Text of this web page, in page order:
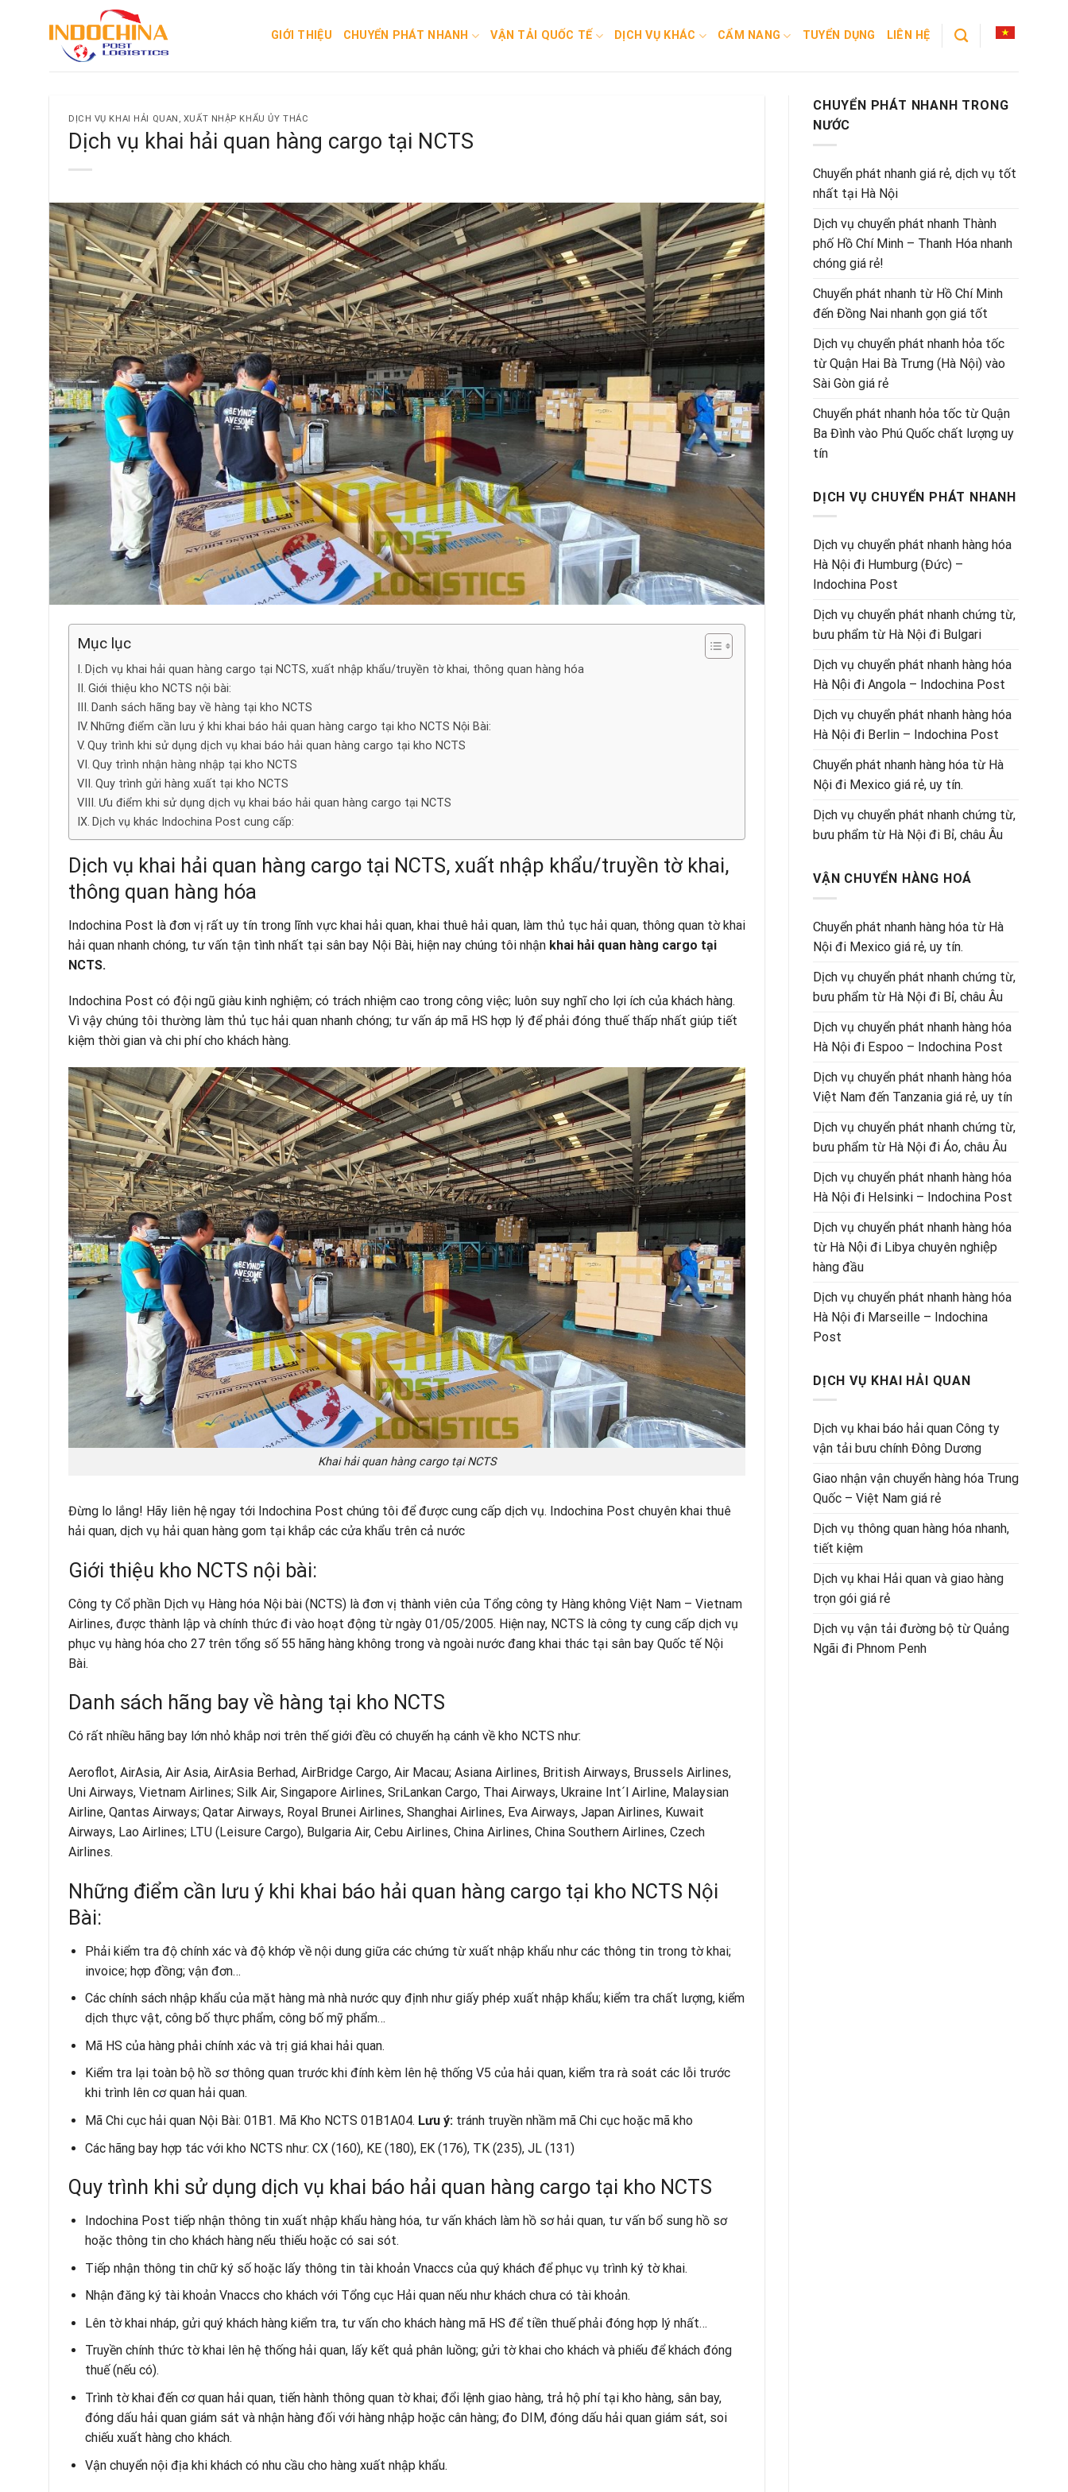
GIỚI THIỆU CHUYỂN PHÁT NHANH VẬN TẢI QUỐC TẾ DỊCH VỤ KHÁC CẨM NANG TUYỂN DỤNG LIÊN HỆ
DỊCH VỤ KHAI HẢI QUAN, XUẤT NHẬP KHẨU ỦY THÁC
Dịch vụ khai hải quan hàng cargo tại NCTS
Mục lục
Dịch vụ khai hải quan hàng cargo tại NCTS, xuất nhập khẩu/truyền tờ khai, thông quan hàng hóa
Giới thiệu kho NCTS nội bài:
Danh sách hãng bay về hàng tại kho NCTS
Những điểm cần lưu ý khi khai báo hải quan hàng cargo tại kho NCTS Nội Bài:
Quy trình khi sử dụng dịch vụ khai báo hải quan hàng cargo tại kho NCTS
Quy trình nhận hàng nhập tại kho NCTS
Quy trình gửi hàng xuất tại kho NCTS
Ưu điểm khi sử dụng dịch vụ khai báo hải quan hàng cargo tại NCTS
Dịch vụ khác Indochina Post cung cấp:
Dịch vụ khai hải quan hàng cargo tại NCTS, xuất nhập khẩu/truyền tờ khai,
thông quan hàng hóa
Indochina Post là đơn vị rất uy tín trong lĩnh vực khai hải quan, khai thuê hải quan, làm thủ tục hải quan, thông quan tờ khai
hải quan nhanh chóng, tư vấn tận tình nhất tại sân bay Nội Bài, hiện nay chúng tôi nhận khai hải quan hàng cargo tại
NCTS.
Indochina Post có đội ngũ giàu kinh nghiệm; có trách nhiệm cao trong công việc; luôn suy nghĩ cho lợi ích của khách hàng.
Vì vậy chúng tôi thường làm thủ tục hải quan nhanh chóng; tư vấn áp mã HS hợp lý để phải đóng thuế thấp nhất giúp tiết
kiệm thời gian và chi phí cho khách hàng.
Khai hải quan hàng cargo tại NCTS
Đừng lo lắng! Hãy liên hệ ngay tới Indochina Post chúng tôi để được cung cấp dịch vụ. Indochina Post chuyên khai thuê
hải quan, dịch vụ hải quan hàng gom tại khắp các cửa khẩu trên cả nước
Giới thiệu kho NCTS nội bài:
Công ty Cổ phần Dịch vụ Hàng hóa Nội bài (NCTS) là đơn vị thành viên của Tổng công ty Hàng không Việt Nam – Vietnam
Airlines, được thành lập và chính thức đi vào hoạt động từ ngày 01/05/2005. Hiện nay, NCTS là công ty cung cấp dịch vụ
phục vụ hàng hóa cho 27 trên tổng số 55 hãng hàng không trong và ngoài nước đang khai thác tại sân bay Quốc tế Nội
Bài.
Danh sách hãng bay về hàng tại kho NCTS
Có rất nhiều hãng bay lớn nhỏ khắp nơi trên thế giới đều có chuyến hạ cánh về kho NCTS như:
Aeroflot, AirAsia, Air Asia, AirAsia Berhad, AirBridge Cargo, Air Macau; Asiana Airlines, British Airways, Brussels Airlines,
Uni Airways, Vietnam Airlines; Silk Air, Singapore Airlines, SriLankan Cargo, Thai Airways, Ukraine Int´l Airline, Malaysian
Airline, Qantas Airways; Qatar Airways, Royal Brunei Airlines, Shanghai Airlines, Eva Airways, Japan Airlines, Kuwait
Airways, Lao Airlines; LTU (Leisure Cargo), Bulgaria Air, Cebu Airlines, China Airlines, China Southern Airlines, Czech
Airlines.
Những điểm cần lưu ý khi khai báo hải quan hàng cargo tại kho NCTS Nội
Bài:
Phải kiểm tra độ chính xác và độ khớp về nội dung giữa các chứng từ xuất nhập khẩu như các thông tin trong tờ khai;
invoice; hợp đồng; vận đơn…
Các chính sách nhập khẩu của mặt hàng mà nhà nước quy định như giấy phép xuất nhập khẩu; kiểm tra chất lượng, kiểm
dịch thực vật, công bố thực phẩm, công bố mỹ phẩm…
Mã HS của hàng phải chính xác và trị giá khai hải quan.
Kiểm tra lại toàn bộ hồ sơ thông quan trước khi đính kèm lên hệ thống V5 của hải quan, kiểm tra rà soát các lỗi trước
khi trình lên cơ quan hải quan.
Mã Chi cục hải quan Nội Bài: 01B1. Mã Kho NCTS 01B1A04. Lưu ý:tránh truyền nhầm mã Chi cục hoặc mã kho
Các hãng bay hợp tác với kho NCTS như: CX (160), KE (180), EK (176), TK (235), JL (131)
Quy trình khi sử dụng dịch vụ khai báo hải quan hàng cargo tại kho NCTS
Indochina Post tiếp nhận thông tin xuất nhập khẩu hàng hóa, tư vấn khách làm hồ sơ hải quan, tư vấn bổ sung hồ sơ
hoặc thông tin cho khách hàng nếu thiếu hoặc có sai sót.
Tiếp nhận thông tin chữ ký số hoặc lấy thông tin tài khoản Vnaccs của quý khách để phục vụ trình ký tờ khai.
Nhận đăng ký tài khoản Vnaccs cho khách với Tổng cục Hải quan nếu như khách chưa có tài khoản.
Lên tờ khai nháp, gửi quý khách hàng kiểm tra, tư vấn cho khách hàng mã HS để tiền thuế phải đóng hợp lý nhất…
Truyền chính thức tờ khai lên hệ thống hải quan, lấy kết quả phân luồng; gửi tờ khai cho khách và phiếu để khách đóng
thuế (nếu có).
Trình tờ khai đến cơ quan hải quan, tiến hành thông quan tờ khai; đổi lệnh giao hàng, trả hộ phí tại kho hàng, sân bay,
đóng dấu hải quan giám sát và nhận hàng đối với hàng nhập hoặc cân hàng; đo DIM, đóng dấu hải quan giám sát, soi
chiếu xuất hàng cho khách.
Vận chuyển nội địa khi khách có nhu cầu cho hàng xuất nhập khẩu.
CHUYỂN PHÁT NHANH TRONG
NƯỚC
Chuyển phát nhanh giá rẻ, dịch vụ tốt
nhất tại Hà Nội
Dịch vụ chuyển phát nhanh Thành
phố Hồ Chí Minh – Thanh Hóa nhanh
chóng giá rẻ!
Chuyển phát nhanh từ Hồ Chí Minh
đến Đồng Nai nhanh gọn giá tốt
Dịch vụ chuyển phát nhanh hỏa tốc
từ Quận Hai Bà Trưng (Hà Nội) vào
Sài Gòn giá rẻ
Chuyển phát nhanh hỏa tốc từ Quận
Ba Đình vào Phú Quốc chất lượng uy
tín
DỊCH VỤ CHUYỂN PHÁT NHANH
Dịch vụ chuyển phát nhanh hàng hóa
Hà Nội đi Humburg (Đức) –
Indochina Post
Dịch vụ chuyển phát nhanh chứng từ,
bưu phẩm từ Hà Nội đi Bulgari
Dịch vụ chuyển phát nhanh hàng hóa
Hà Nội đi Angola – Indochina Post
Dịch vụ chuyển phát nhanh hàng hóa
Hà Nội đi Berlin – Indochina Post
Chuyển phát nhanh hàng hóa từ Hà
Nội đi Mexico giá rẻ, uy tín.
Dịch vụ chuyển phát nhanh chứng từ,
bưu phẩm từ Hà Nội đi Bỉ, châu Âu
VẬN CHUYỂN HÀNG HOÁ
Chuyển phát nhanh hàng hóa từ Hà
Nội đi Mexico giá rẻ, uy tín.
Dịch vụ chuyển phát nhanh chứng từ,
bưu phẩm từ Hà Nội đi Bỉ, châu Âu
Dịch vụ chuyển phát nhanh hàng hóa
Hà Nội đi Espoo – Indochina Post
Dịch vụ chuyển phát nhanh hàng hóa
Việt Nam đến Tanzania giá rẻ, uy tín
Dịch vụ chuyển phát nhanh chứng từ,
bưu phẩm từ Hà Nội đi Áo, châu Âu
Dịch vụ chuyển phát nhanh hàng hóa
Hà Nội đi Helsinki – Indochina Post
Dịch vụ chuyển phát nhanh hàng hóa
từ Hà Nội đi Libya chuyên nghiệp
hàng đầu
Dịch vụ chuyển phát nhanh hàng hóa
Hà Nội đi Marseille – Indochina
Post
DỊCH VỤ KHAI HẢI QUAN
Dịch vụ khai báo hải quan Công ty
vận tải bưu chính Đông Dương
Giao nhận vận chuyển hàng hóa Trung
Quốc – Việt Nam giá rẻ
Dịch vụ thông quan hàng hóa nhanh,
tiết kiệm
Dịch vụ khai Hải quan và giao hàng
trọn gói giá rẻ
Dịch vụ vận tải đường bộ từ Quảng
Ngãi đi Phnom Penh